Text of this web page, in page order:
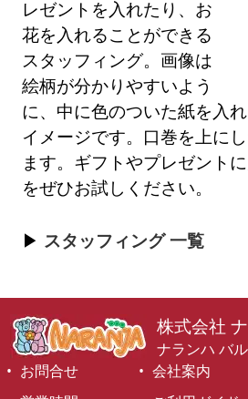
レゼントを入れたり、お
花を入れることができる
スタッフィング。画像は
絵柄が分かりやすいよう
に、中に色のついた紙を入
イメージです。口巻を上に
ます。ギフトやプレゼント
をぜひお試しください。
スタッフィング 一覧
株式会社
ナランハ バ
お問合せ
会社案内